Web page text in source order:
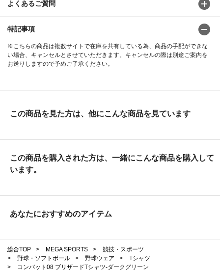
よくあるご質問
特記事項
※こちらの商品は複数サイトで在庫を共有している為、商品の手配ができな
い場合、キャンセルとさせていただきます。キャンセルの際は別途ご案内を
お送りしますので予めご了承ください。
この商品を見た方は、他にこんな商品を見ています
この商品を購入された方は、一緒にこんな商品を購入して
います。
あなたにおすすめのアイテム
総合TOP > MEGA SPORTS >
競技・スポーツ
>
野球・ソフトボール > 野球ウェア >
Tシャツ
>
コンバット08 ブリザードTシャツ-ダークグリーン